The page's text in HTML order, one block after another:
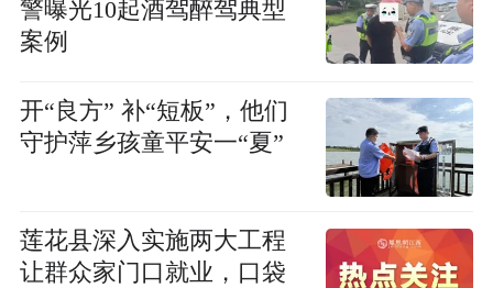
警曝光10起酒驾醉驾典型
案例
开“良方” 补“短板”，他们
守护萍乡孩童平安一“夏”
莲花县深入实施两大工程
让群众家门口就业，口袋